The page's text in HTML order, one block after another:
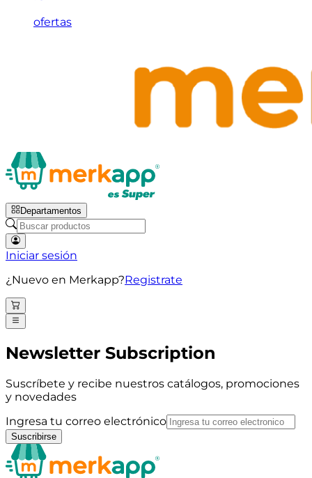
ofertas
Departamentos
Iniciar sesión
¿Nuevo en Merkapp?Registrate
Newsletter Subscription
Suscríbete y recibe nuestros catálogos, promociones
y novedades
Ingresa tu correo electrónico
Suscribirse